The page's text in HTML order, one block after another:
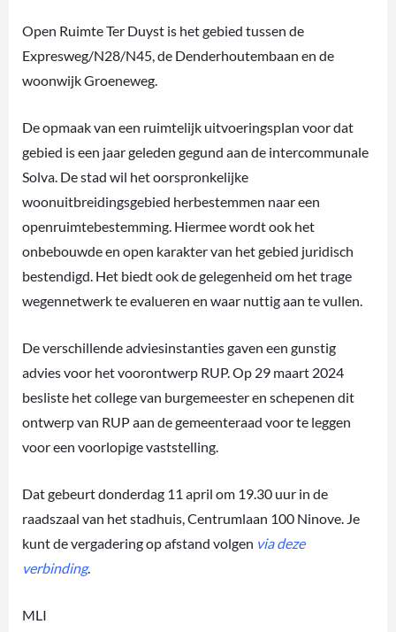
Open Ruimte Ter Duyst is het gebied tussen de
Expresweg/N28/N45, de Denderhoutembaan en de
woonwijk Groeneweg.
De opmaak van een ruimtelijk uitvoeringsplan voor dat
gebied is een jaar geleden gegund aan de intercommunale
Solva. De stad wil het oorspronkelijke
woonuitbreidingsgebied herbestemmen naar een
openruimtebestemming. Hiermee wordt ook het
onbebouwde en open karakter van het gebied juridisch
bestendigd. Het biedt ook de gelegenheid om het trage
wegennetwerk te evalueren en waar nuttig aan te vullen.
De verschillende adviesinstanties gaven een gunstig
advies voor het voorontwerp RUP. Op 29 maart 2024
besliste het college van burgemeester en schepenen dit
ontwerp van RUP aan de gemeenteraad voor te leggen
voor een voorlopige vaststelling.
Dat gebeurt donderdag 11 april om 19.30 uur in de
raadszaal van het stadhuis, Centrumlaan 100 Ninove. Je
kunt de vergadering op afstand volgen via deze
verbinding.
MLI